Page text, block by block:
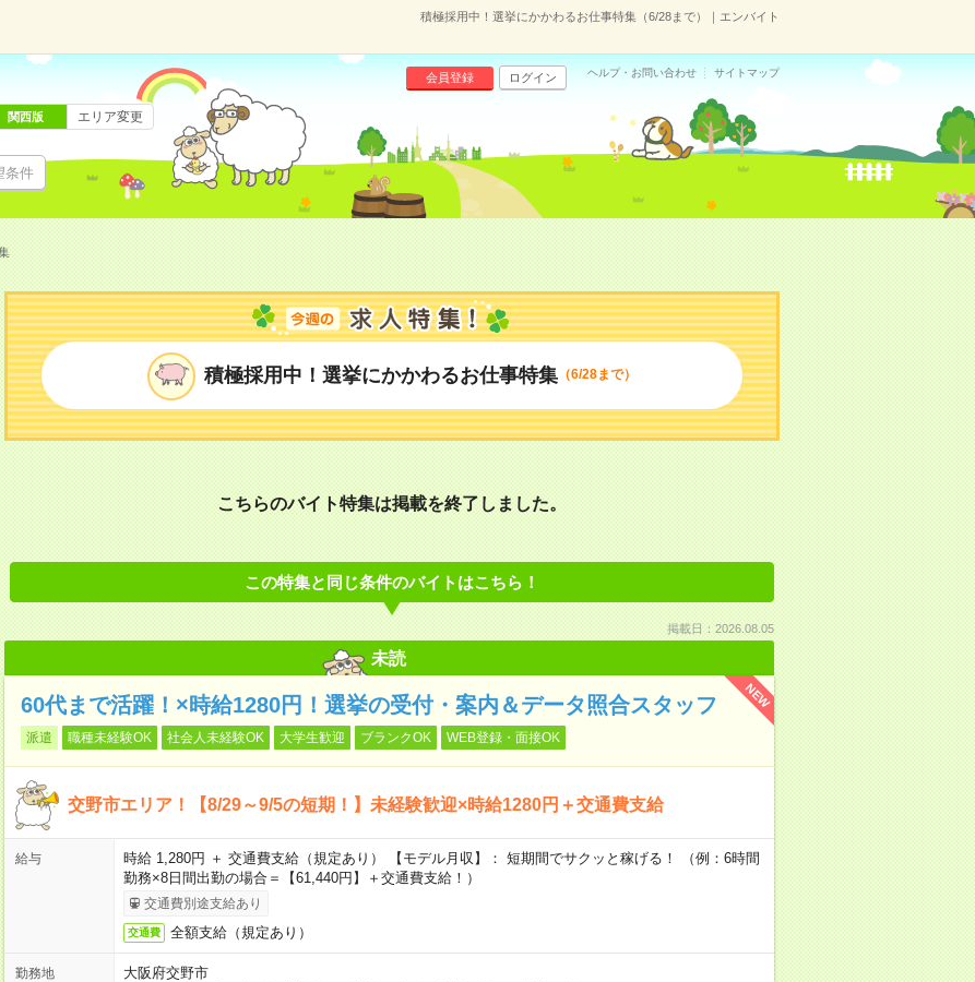
積極採用中！選挙にかかわるお仕事特集（6/28まで）｜エンバイト
条件
会員登録 ログイン ヘルプ・お問い合わせ サイトマップ
関西版 エリア変更
積極採用中！選挙にかかわるお仕事特集（6/28まで）
こちらのバイト特集は掲載を終了しました。
この特集と同じ条件のバイトはこちら！
掲載日：2026.08.05
未読
NEW
60代まで活躍！×時給1280円！選挙の受付・案内＆データ照合スタッフ
派遣 職種未経験OK 社会人未経験OK 大学生歓迎 ブランクOK WEB登録・面接OK
交野市エリア！【8/29～9/5の短期！】未経験歓迎×時給1280円＋交通費支給
給与
時給 1,280円 ＋ 交通費支給（規定あり） 【モデル月収】： 短期間でサクッと稼げる！ （例：6時間
勤務×8日間出勤の場合＝【61,440円】＋交通費支給！）
交通費別途支給あり
交通費 全額支給（規定あり）
勤務地
大阪府交野市